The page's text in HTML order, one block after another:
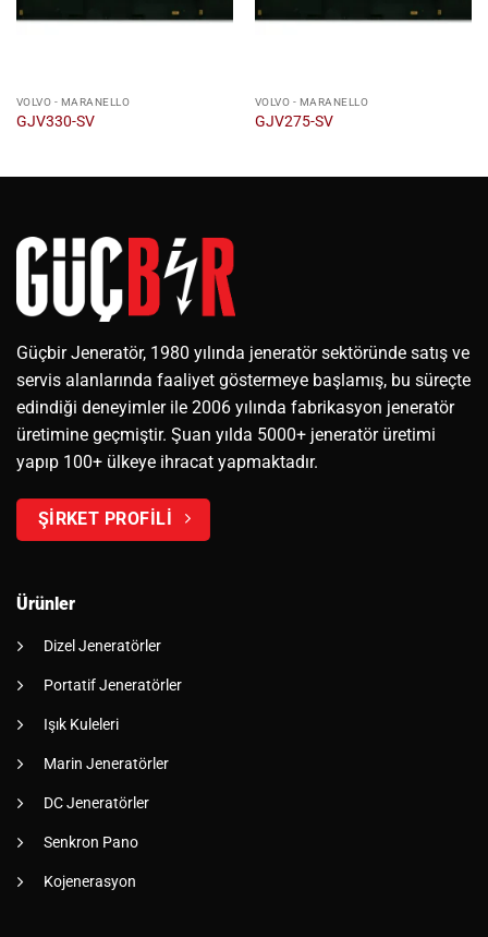
VOLVO - MARANELLO
GJV330-SV
VOLVO - MARANELLO
GJV275-SV
Güçbir Jeneratör, 1980 yılında jeneratör sektöründe satış ve
servis alanlarında faaliyet göstermeye başlamış, bu süreçte
edindiği deneyimler ile 2006 yılında fabrikasyon jeneratör
üretimine geçmiştir. Şuan yılda 5000+ jeneratör üretimi
yapıp 100+ ülkeye ihracat yapmaktadır.
ŞİRKET PROFİLİ
Ürünler
Dizel Jeneratörler
Portatif Jeneratörler
Işık Kuleleri
Marin Jeneratörler
DC Jeneratörler
Senkron Pano
Kojenerasyon